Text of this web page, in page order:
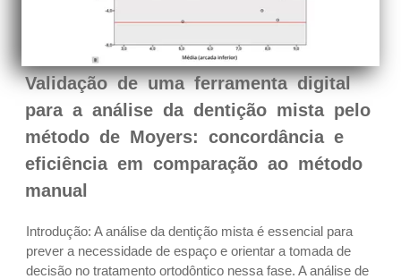
Validação de uma ferramenta digital
para a análise da dentição mista pelo
método de Moyers: concordância e
eficiência em comparação ao método
manual
Introdução: A análise da dentição mista é essencial para
prever a necessidade de espaço e orientar a tomada de
decisão no tratamento ortodôntico nessa fase. A análise de